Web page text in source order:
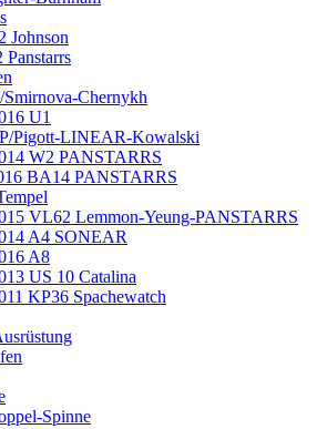
Johnson
Panstarrs
Smirnova-Chernykh
U1
Pigott-LINEAR-Kowalski
W2 PANSTARRS
BA14 PANSTARRS
VL62 Lemmon-Yeung-PANSTARRS
A4 SONEAR
A8
US 10 Catalina
KP36 Spachewatch
Spinne